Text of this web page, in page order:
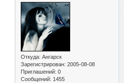
Откуда: Ангарск
Зарегистрирован: 2005-08-08
Приглашений: 0
Сообщений: 1455